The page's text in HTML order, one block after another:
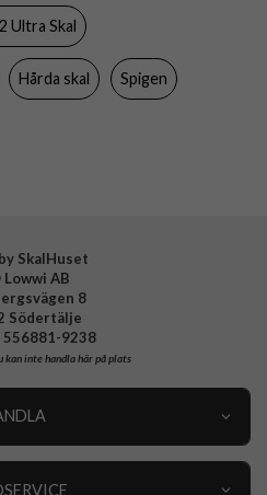
Hårdplast (PC), Mjukplast (TPU)
Ultra Skal
Hårda skal Spigen
SkalHuset
Lowwi AB
8
Södertälje
556881-9238
kan inte handla här på plats